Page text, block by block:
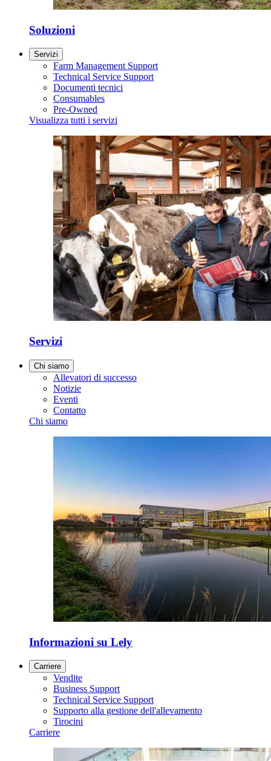
Soluzioni
Servizi
Farm Management Support
Technical Service Support
Documenti tecnici
Consumables
Pre-Owned
Visualizza tutti i servizi
Servizi
Chi siamo
Allevatori di successo
Notizie
Eventi
Contatto
Chi siamo
Informazioni su Lely
Carriere
Vendite
Business Support
Technical Service Support
Supporto alla gestione dell'allevamento
Tirocini
Carriere